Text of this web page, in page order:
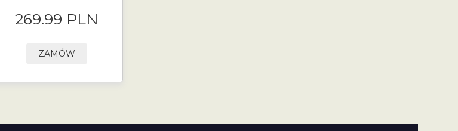
269.99 PLN
ZAMÓW